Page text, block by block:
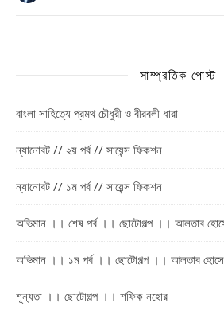
সাম্প্রতিক পোস্ট
বাংলা সাহিত্যে প্রমথ চৌধুরী ও বীরবলী ধারা
ন্যানোবট // ২য় পর্ব // সায়েন্স ফিকশন
ন্যানোবট // ১ম পর্ব // সায়েন্স ফিকশন
অভিমান ।। শেষ পর্ব ।। ছোটোগল্প ।। আলতাব
অভিমান ।। ১ম পর্ব ।। ছোটোগল্প ।। আলতাব
শূন্যতা ।। ছোটোগল্প ।। শফিক নহোর